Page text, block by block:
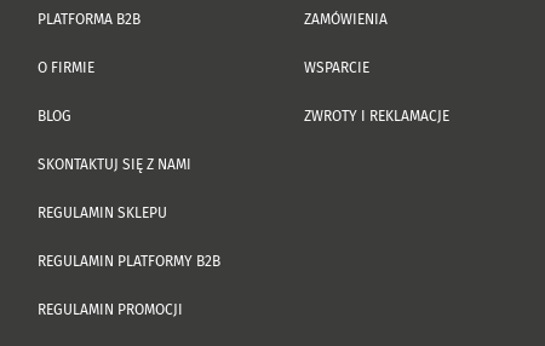
PLATFORMA B2B
O FIRMIE
BLOG
SKONTAKTUJ SIĘ Z NAMI
REGULAMIN SKLEPU
REGULAMIN PLATFORMY B2B
REGULAMIN PROMOCJI
ZAMÓWIENIA
WSPARCIE
ZWROTY I REKLAMACJE